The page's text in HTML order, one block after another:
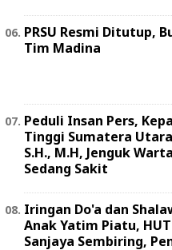
PRSU Resmi Ditutup,
Tim Madina
Peduli Insan Pers,
Tinggi Sumatera
S.H., M.H, Jenguk
Sedang Sakit
Iringan Do'a dan
Anak Yatim Piatu,
Sanjaya Sembiring,